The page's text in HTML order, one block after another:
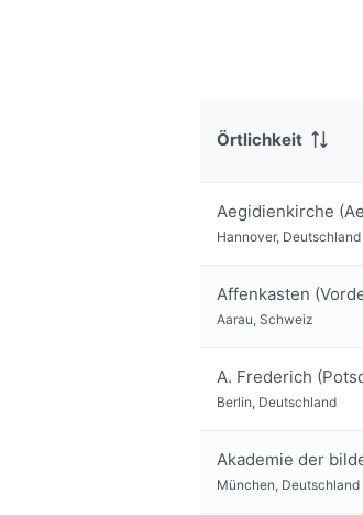
Örtlichkeit
Aegidienkirche
Hannover, Deutschland
Affenkasten
Aarau, Schweiz
A. Frederich
Berlin, Deutschland
Akademie der
München, Deutschland